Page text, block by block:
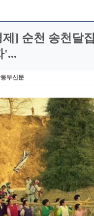
제] 순천 송천달
'...
부신문